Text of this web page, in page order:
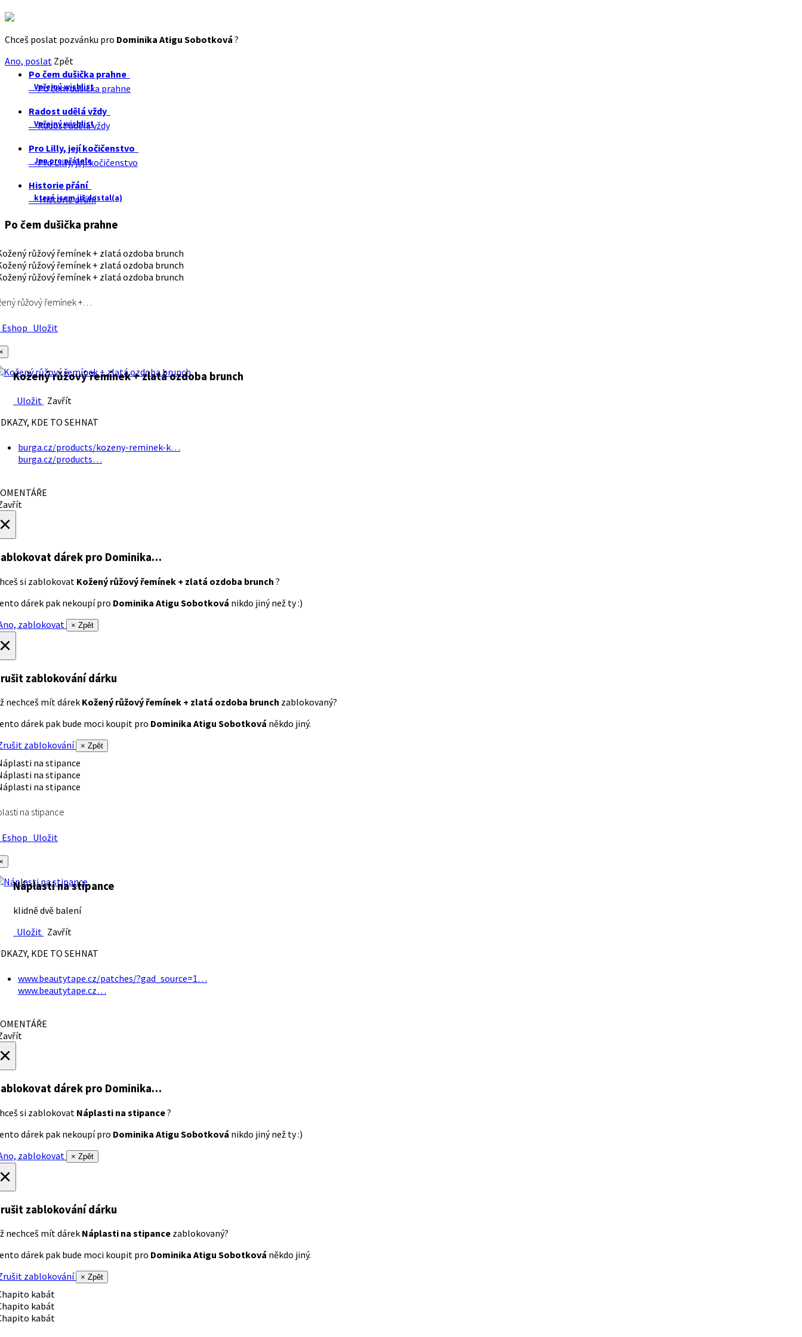
Chceš poslat pozvánku pro Dominika Atigu Sobotková ?
Ano, poslat Zpět
Po čem dušička prahne
Veřejný wishlist
Po čem dušička prahne
Radost udělá vždy
Veřejný wishlist
Radost udělá vždy
Pro Lilly, její kočičenstvo
Jen pro přátele
Pro Lilly, její kočičenstvo
Historie přání
které jsem již dostal(a)
Historie přání
Po čem dušička prahne
růžový řemínek +…
Uložit
Kožený růžový řemínek + zlatá ozdoba brunch
Uložit Zavřít
KDE TO SEHNAT
burga.cz/products/kozeny-reminek-k…
burga.cz/products…
dárek pro Dominika…
si zablokovat Kožený růžový řemínek + zlatá ozdoba brunch ?
dárek pak nekoupí pro Dominika Atigu Sobotková nikdo jiný než ty :)
zablokovat
× Zpět
zablokování dárku
nechceš mít dárek Kožený růžový řemínek + zlatá ozdoba brunch zablokovaný?
dárek pak bude moci koupit pro Dominika Atigu Sobotková někdo jiný.
zablokování
× Zpět
na stipance
Uložit
Náplasti na stipance
klidně dvě balení
Uložit Zavřít
KDE TO SEHNAT
www.beautytape.cz/patches/?gad_source=1…
www.beautytape.cz…
dárek pro Dominika…
si zablokovat Náplasti na stipance?
dárek pak nekoupí pro Dominika Atigu Sobotková nikdo jiný než ty :)
zablokovat
× Zpět
zablokování dárku
nechceš mít dárek Náplasti na stipance zablokovaný?
dárek pak bude moci koupit pro Dominika Atigu Sobotková někdo jiný.
zablokování
× Zpět